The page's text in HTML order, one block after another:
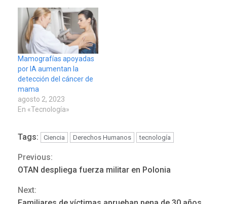
Mamografías apoyadas
por IA aumentan la
detección del cáncer de
mama
agosto 2, 2023
En «Tecnología»
Tags: Ciencia Derechos Humanos tecnología
Continue
Reading
Previous:
OTAN despliega fuerza militar en Polonia
Next:
REGIONALES ÚLTIMA HORA